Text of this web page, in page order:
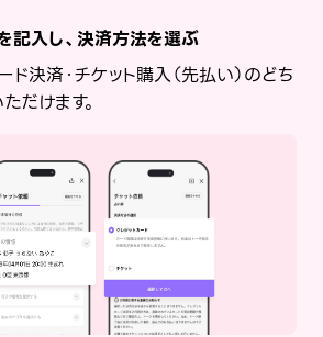
記入し、決済方法を選ぶ
ド決済・チケット購入（先払い）のどち
だけます。